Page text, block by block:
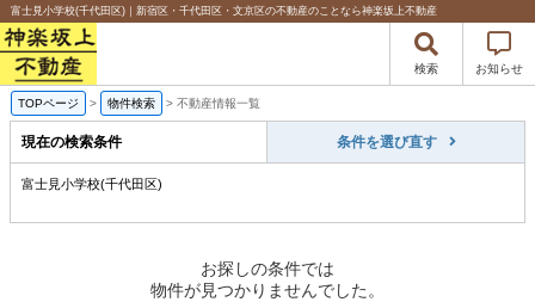
富士見小学校(千代田区)｜新宿区・千代田区・文京区の不動産のことなら神楽坂上不動産
検索 お知らせ
TOPページ > 物件検索 > 不動産情報一覧
現在の検索条件 条件を選び直す
富士見小学校(千代田区)
お探しの条件では
物件が見つかりませんでした。